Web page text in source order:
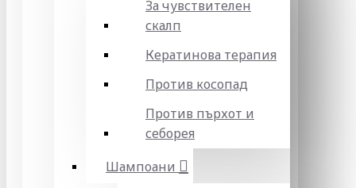
За чувствителен
скалп
Кератинова терапия
Против косопад
Против пърхот и
себорея
Шампоани